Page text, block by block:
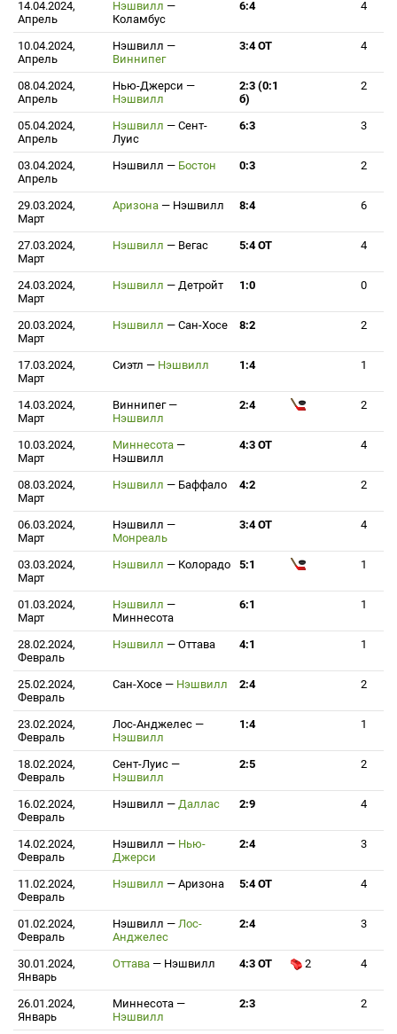
14.04.2024,
Апрель
Нэшвилл —
Коламбус
6:4 4
10.04.2024,
Апрель
Нэшвилл —
Виннипег
3:4 ОТ 4
08.04.2024,
Апрель
Нью-Джерси —
Нэшвилл
2:3 (0:1
б)
2
05.04.2024,
Апрель
Нэшвилл — Сент-
Луис
6:3 3
03.04.2024,
Апрель
Нэшвилл — Бостон 0:3 2
29.03.2024,
Март
Аризона — Нэшвилл 8:4 6
27.03.2024,
Март
Нэшвилл — Вегас 5:4 ОТ 4
24.03.2024,
Март
Нэшвилл — Детройт 1:0 0
20.03.2024,
Март
Нэшвилл — Сан-Хосе 8:2 2
17.03.2024,
Март
Сиэтл — Нэшвилл 1:4 1
14.03.2024,
Март
Виннипег —
Нэшвилл
2:4 2
10.03.2024,
Март
Миннесота —
Нэшвилл
4:3 ОТ 4
08.03.2024,
Март
Нэшвилл — Баффало 4:2 2
06.03.2024,
Март
Нэшвилл —
Монреаль
3:4 ОТ 4
03.03.2024,
Март
Нэшвилл — Колорадо 5:1 1
01.03.2024,
Март
Нэшвилл —
Миннесота
6:1 1
28.02.2024,
Февраль
Нэшвилл — Оттава 4:1 1
25.02.2024,
Февраль
Сан-Хосе — Нэшвилл 2:4 2
23.02.2024,
Февраль
Лос-Анджелес —
Нэшвилл
1:4 1
18.02.2024,
Февраль
Сент-Луис —
Нэшвилл
2:5 2
16.02.2024,
Февраль
Нэшвилл — Даллас 2:9 4
14.02.2024,
Февраль
Нэшвилл — Нью-
Джерси
2:4 3
11.02.2024,
Февраль
Нэшвилл — Аризона 5:4 ОТ 4
01.02.2024,
Февраль
Нэшвилл — Лос-
Анджелес
2:4 3
30.01.2024,
Январь
Оттава — Нэшвилл 4:3 ОТ 2 4
26.01.2024,
Январь
Миннесота —
Нэшвилл
2:3 2